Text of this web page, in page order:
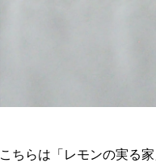
こちらは「レモンの実る